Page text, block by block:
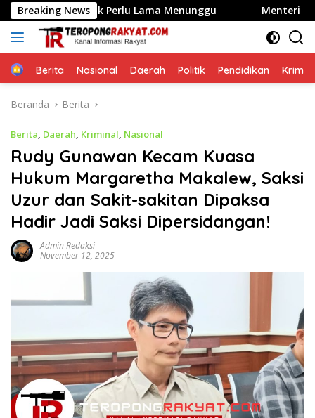
Langsung
ke
konten
Breaking News
Perlu Lama Menunggu Menteri Nusron Ajak
HomeBerita Nasional Daerah Politik Pendidikan
Beranda Berita
Berita, Daerah, Kriminal, Nasional
Rudy Gunawan Kecam Kuasa
Hukum Margaretha Makalew, Saksi
Uzur dan Sakit-sakitan Dipaksa
Hadir Jadi Saksi Dipersidangan!
Admin Redaksi
November 12, 2025